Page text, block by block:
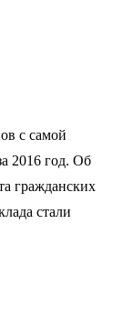
с самой
2016 год. Об
гражданских
стали